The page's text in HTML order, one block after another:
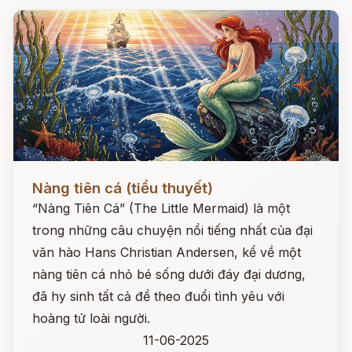
Nàng tiên cá (tiểu thuyết)
“Nàng Tiên Cá” (The Little Mermaid) là một
trong những câu chuyện nổi tiếng nhất của đại
văn hào Hans Christian Andersen, kể về một
nàng tiên cá nhỏ bé sống dưới đáy đại dương,
đã hy sinh tất cả để theo đuổi tình yêu với
hoàng tử loài người.
11-06-2025